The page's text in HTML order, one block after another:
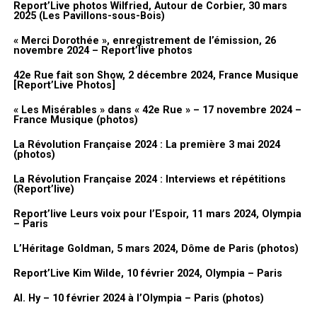
Les dessinateurs, c’est un truc de solitaire devant son papier à
dessin, on n’a pas trop le côté public.
J’ai une anecdote qui est rigolote : je m’entraînais chez moi avec
ma mère avant de faire les premiers plateaux. Ma mère c’est
Ariane Gil qui était à l’équipe de Récré A2 au départ. Elle m’avait
dit : « là tu vas faire la télé, il faut que je t’entraîne ». Et pendant
des dizaines de fois, on était avec la caméra dans le salon, devant
la télé, à ce que je répète à pas baisser les yeux, à regarder la
caméra. Enfin, toutes ces choses là, à dessiner en même temps
surtout.
Et puis le problème, le plateau. Il ne faut jamais arrêter de
dessiner pendant toute la durée de l’émission. Parce que
Dorothée, elle aimait bien :
« Qu’est-ce que tu nous as préparé GDB
? ». Donc il fallait toujours avoir quelque chose de prêt en fait,
même si elle venait pas, on ne le savait pas. Il fallait réagir à tout
ce qui se passait tout le temps. Donc moi je dessinais pendant
trois heures non-stop.
photos.
Galerie photos
Report’Live photos Wilfried, Autour de Corbier, 30 mars
2025 (Les Pavillons-sous-Bois)
« Merci Dorothée », enregistrement de l’émission, 26
novembre 2024 – Report’live photos
42e Rue fait son Show, 2 décembre 2024, France Musique
[Report’Live Photos]
« Les Misérables » dans « 42e Rue » – 17 novembre 2024 –
France Musique (photos)
La Révolution Française 2024 : La première 3 mai 2024
(photos)
La Révolution Française 2024 : Interviews et répétitions
(Report’live)
Report’live Leurs voix pour l’Espoir, 11 mars 2024, Olympia
– Paris
L’Héritage Goldman, 5 mars 2024, Dôme de Paris (photos)
Report’Live Kim Wilde, 10 février 2024, Olympia – Paris
Al. Hy – 10 février 2024 à l’Olympia – Paris (photos)